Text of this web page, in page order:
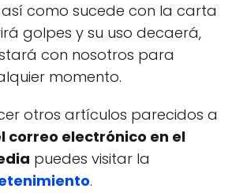
como sucede con la carta
golpes y su uso decaerá,
con nosotros para
momento.
otros artículos parecidos a
correo electrónico en el
puedes visitar la
.